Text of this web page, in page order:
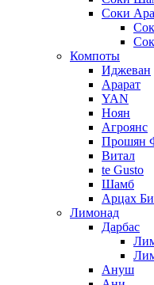
Соки
Компоты
Иджеван
Арарат
YAN
Ноян
Агроянс
Прошян
Витал
te Gusto
Шамб
Арцах
Лимонад
Дарбас
Ануш